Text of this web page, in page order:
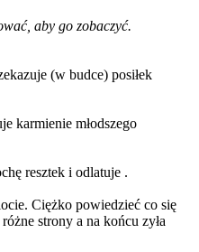
aby go zobaczyć.
(w budce) posiłek
karmienie młodszego
resztek i odlatuje .
Ciężko powiedzieć co się
strony a na końcu zyła